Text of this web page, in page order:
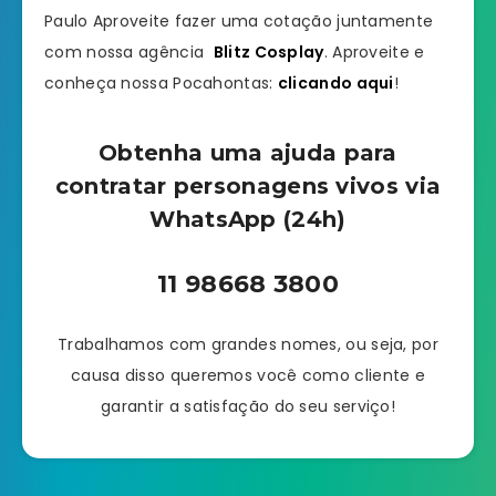
Paulo Aproveite fazer uma cotação juntamente
com nossa agência Blitz Cosplay. Aproveite e
conheça nossa Pocahontas: clicando aqui!
Obtenha uma ajuda para
contratar personagens vivos via
WhatsApp (24h)
11 98668 3800
Trabalhamos com grandes nomes, ou seja, por
causa disso queremos você como cliente e
garantir a satisfação do seu serviço!